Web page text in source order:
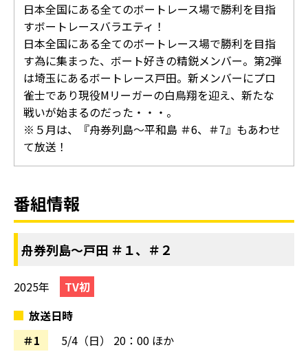
日本全国にある全てのボートレース場で勝利を目指
すボートレースバラエティ！
日本全国にある全てのボートレース場で勝利を目指
す為に集まった、ボート好きの精鋭メンバー。第2弾
は埼玉にあるボートレース戸田。新メンバーにプロ
雀士であり現役Mリーガーの白鳥翔を迎え、新たな
戦いが始まるのだった・・・。
※５月は、『舟券列島～平和島 ＃6、＃7』もあわせ
て放送！
番組情報
舟券列島～戸田 ＃１、＃２
2025年
TV初
放送日時
＃1
5/4（日）
20：00 ほか